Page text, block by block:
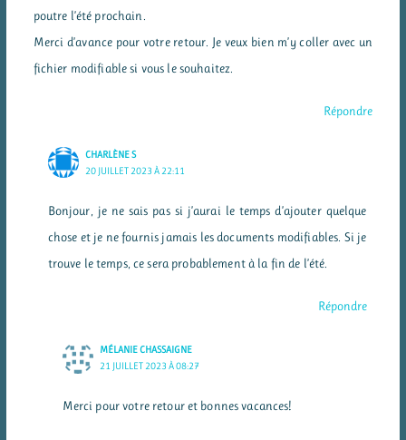
poutre l’été prochain.
Merci d’avance pour votre retour. Je veux bien m’y coller avec un
fichier modifiable si vous le souhaitez.
Répondre
CHARLÈNE S
20 JUILLET 2023 À 22:11
Bonjour, je ne sais pas si j’aurai le temps d’ajouter quelque
chose et je ne fournis jamais les documents modifiables. Si je
trouve le temps, ce sera probablement à la fin de l’été.
Répondre
MÉLANIE CHASSAIGNE
21 JUILLET 2023 À 08:27
Merci pour votre retour et bonnes vacances!